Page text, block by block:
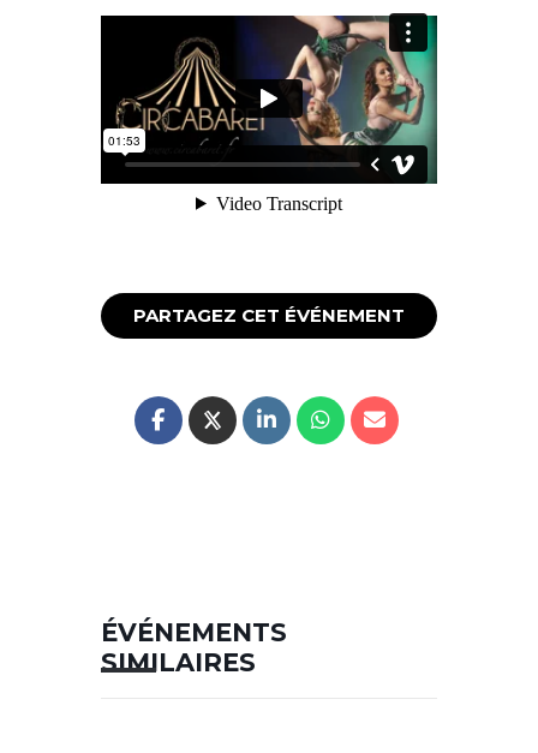
Circabaret Trailer from
Adagio
Productions
on Vimeo
[mappress mapid= »17″]
PARTAGEZ CET ÉVÉNEMENT
ÉVÉNEMENTS
SIMILAIRES